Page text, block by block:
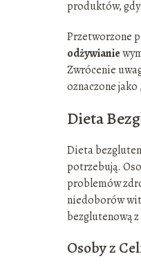
produktów,
Przetworzone
odżywianie
Zwrócenie
oznaczone jako
Dieta
Dieta
potrzebują.
problemów
niedoborów
bezglutenową
Osoby z